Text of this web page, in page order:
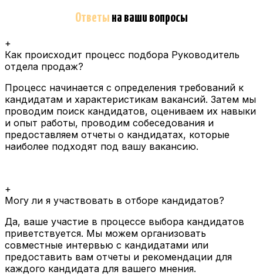
Ответы на ваши вопросы
+
Как происходит процесс подбора Руководитель
отдела продаж?
Процесс начинается с определения требований к
кандидатам и характеристикам вакансий. Затем мы
проводим поиск кандидатов, оцениваем их навыки
и опыт работы, проводим собеседования и
предоставляем отчеты о кандидатах, которые
наиболее подходят под вашу вакансию.
+
Могу ли я участвовать в отборе кандидатов?
Да, ваше участие в процессе выбора кандидатов
приветствуется. Мы можем организовать
совместные интервью с кандидатами или
предоставить вам отчеты и рекомендации для
каждого кандидата для вашего мнения.